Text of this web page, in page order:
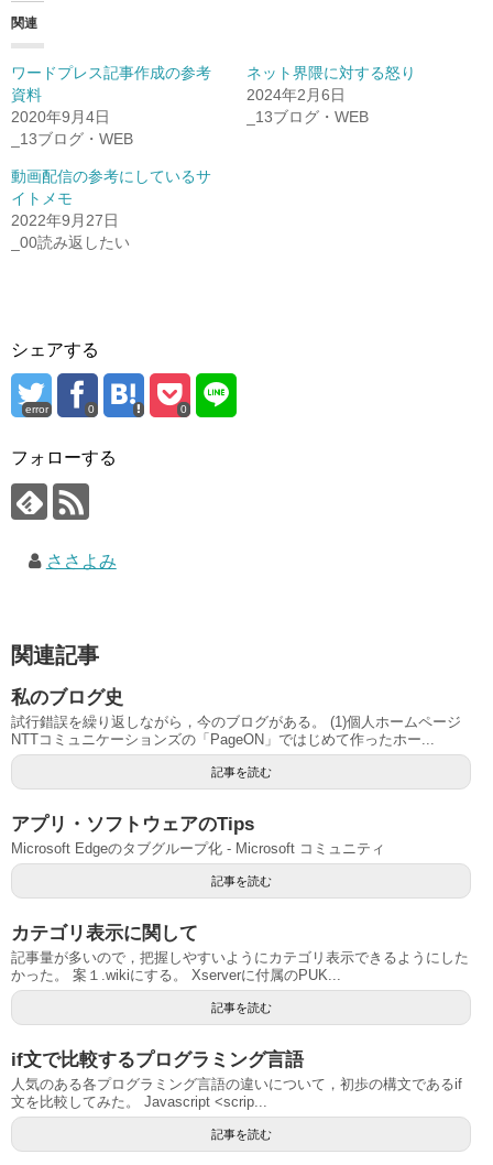
関連
ワードプレス記事作成の参考
資料
2020年9月4日
_13ブログ・WEB
ネット界隈に対する怒り
2024年2月6日
_13ブログ・WEB
動画配信の参考にしているサ
イトメモ
2022年9月27日
_00読み返したい
シェアする
error 0 0
フォローする
ささよみ
関連記事
私のブログ史
試行錯誤を繰り返しながら，今のブログがある。 (1)個人ホームページ
NTTコミュニケーションズの「PageON」ではじめて作ったホー...
記事を読む
アプリ・ソフトウェアのTips
Microsoft Edgeのタブグループ化 - Microsoft コミュニティ
記事を読む
カテゴリ表示に関して
記事量が多いので，把握しやすいようにカテゴリ表示できるようにした
かった。 案１.wikiにする。 Xserverに付属のPUK...
記事を読む
if文で比較するプログラミング言語
人気のある各プログラミング言語の違いについて，初歩の構文であるif
文を比較してみた。 Javascript <scrip...
記事を読む